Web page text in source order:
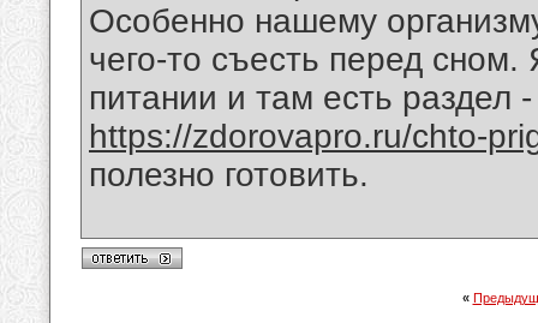
Особенно нашему
чего-то съесть перед
питании и там есть раздел
https://zdorovapro.ru/chto-
полезно готовить.
«